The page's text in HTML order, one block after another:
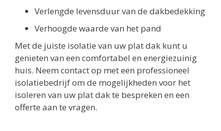
Verlengde levensduur van de dakbedekking
Verhoogde waarde van het pand
Met de juiste isolatie van uw plat dak kunt u
genieten van een comfortabel en energiezuinig
huis. Neem contact op met een professioneel
isolatiebedrijf om de mogelijkheden voor het
isoleren van uw plat dak te bespreken en een
offerte aan te vragen.